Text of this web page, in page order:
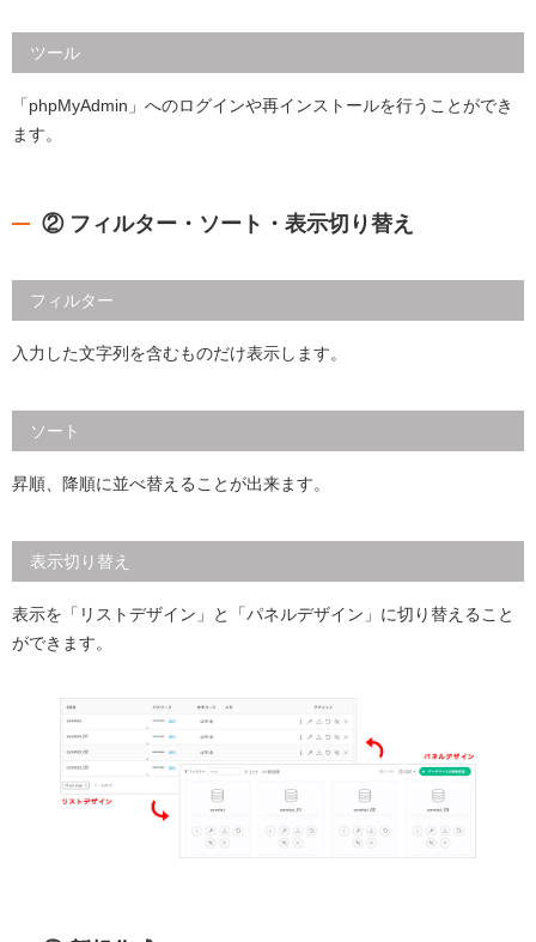
ツール
「phpMyAdmin」へのログインや再インストールを行うことができ
ます。
② フィルター・ソート・表示切り替え
フィルター
入力した文字列を含むものだけ表示します。
ソート
昇順、降順に並べ替えることが出来ます。
表示切り替え
表示を「リストデザイン」と「パネルデザイン」に切り替えること
ができます。